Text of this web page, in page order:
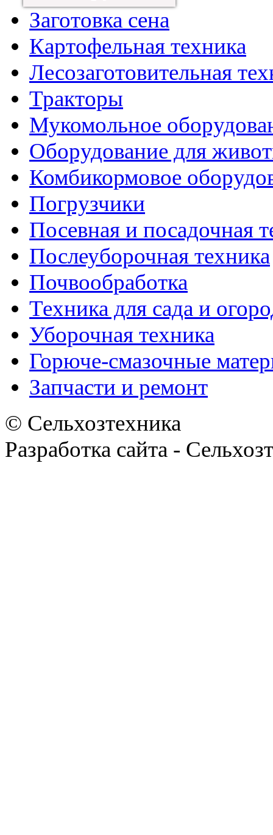
Заготовка сена
Картофельная техника
Лесозаготовительная
Тракторы
Мукомольное
Оборудование для
Комбикормовое
Погрузчики
Посевная и посадочная
Послеуборочная техника
Почвообработка
Техника для сада и
Уборочная техника
Горюче-смазочные
Запчасти и ремонт
© Сельхозтехника
Разработка сайта -